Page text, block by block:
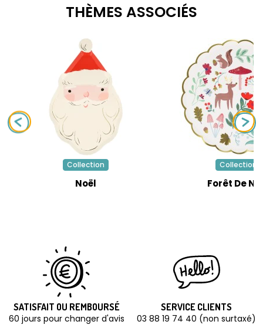
THÈMES ASSOCIÉS
Collection
Noël
Collection
Forêt De
SATISFAIT OU REMBOURSÉ
60 jours pour changer d'avis
SERVICE CLIENTS
03 88 19 74 40 (non surtaxé)